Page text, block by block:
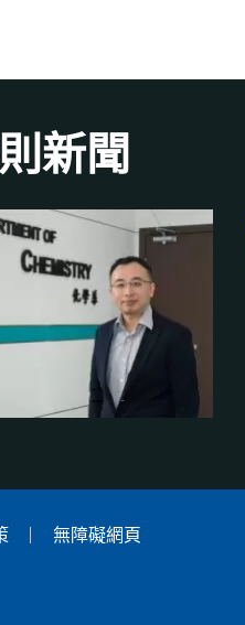
新聞
無障礙網頁